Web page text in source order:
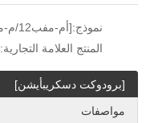
نموذج:[أم-مفب12/م-مفب16]
المنتج العلامة التجارية:
[برودوكت دسكريبأيشن]
مواصفات